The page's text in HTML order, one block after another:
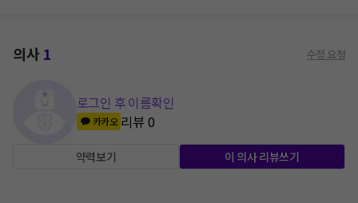
의사1 수정 요청
로그인 후 이름확인
카카오 리뷰0
약력보기 이 의사 리뷰쓰기